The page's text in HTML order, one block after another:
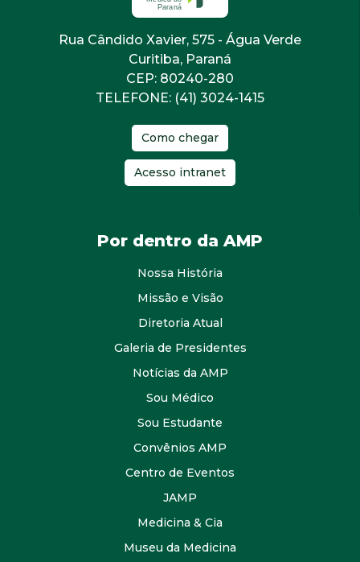
Rua Cândido Xavier, 575 - Água Verde
Curitiba, Paraná
CEP: 80240-280
TELEFONE: (41) 3024-1415
Como chegar
Acesso intranet
Por dentro da AMP
Nossa História
Missão e Visão
Diretoria Atual
Galeria de Presidentes
Notícias da AMP
Sou Médico
Sou Estudante
Convênios AMP
Centro de Eventos
JAMP
Medicina & Cia
Museu da Medicina